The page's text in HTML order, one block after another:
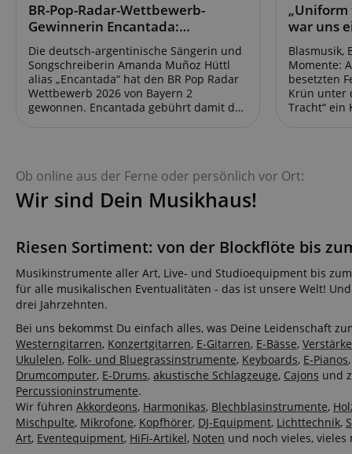
BR-Pop-Radar-Wettbewerb-
Gewinnerin Encantada:
„Heimatsound ist Vielfalt.“
Die deutsch-argentinische Sängerin und
Songschreiberin Amanda Muñoz Hüttl
alias „Encantada“ hat den BR Pop Radar
Wettbewerb 2026 von Bayern 2
gewonnen. Encantada gebührt damit das
Euro fürs Musikhaus Kirstein. Wir
gratulieren ganz herzlich und stellen
euch die Künstlerin etwas näher vor.
das richtig? Amanda: „Ja, genau! Wenn
als Frau auf Spanisch ‚Encantada‘.
Allerdings steckt für mich noch mehr in
diesem Wort. Es kommt nämlich vom
Bedeutung ‚einen Zauber sprechen‘ oder
‚jemanden verzaubern‘ war. Wenn man
es ganz wörtlich nimmt, sagt man also
eigentlich: ‚Ich bin verzaubert.‘“ Apropos
verzaubern: mit deinem
spanischsprachigen Lied „El ritmo se
muere“ hast du die Menschen ganz
war uns
Blasmusik,
Momente:
besetzten
Krün unter
Tracht“ ein
das
Garmisch-
unter der
Felix und
der
zugute. Zu
bezirksüber
Ob online aus der Ferne oder persönlich vor Ort:
Wir sind Dein Musikhaus!
Riesen Sortiment: von der Blockflöte bis
Musikinstrumente aller Art, Live- und Studioequipment bis
für alle musikalischen Eventualitäten - das ist unsere Welt!
drei Jahrzehnten.
Bei uns bekommst Du einfach alles, was Deine Leidenschaft
Westerngitarren, Konzertgitarren, E-Gitarren, E-Bässe,
Ukulelen, Folk- und Bluegrassinstrumente, Keyboards, E-Pianos,
Drumcomputer, E-Drums, akustische Schlagzeuge, Cajons und
Percussioninstrumente.
Wir führen Akkordeons, Harmonikas, Blechblasinstrumente,
Mischpulte, Mikrofone, Kopfhörer, DJ-Equipment, Lichttechnik,
Art, Eventequipment, HiFi-Artikel, Noten und noch vieles, vieles
session-token